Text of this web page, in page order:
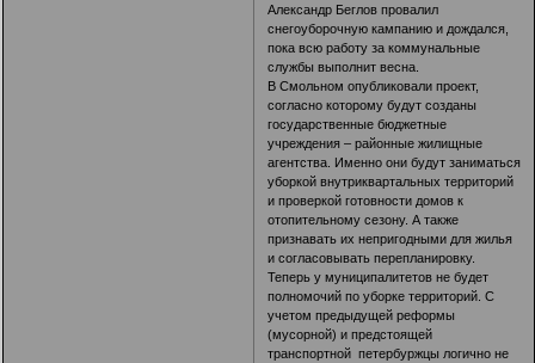
Александр Беглов провалил
снегоуборочную кампанию и дождался,
пока всю работу за коммунальные
службы выполнит весна.
В Смольном опубликовали проект,
согласно которому будут созданы
государственные бюджетные
учреждения – районные жилищные
агентства. Именно они будут заниматься
уборкой внутриквартальных территорий
и проверкой готовности домов к
отопительному сезону. А также
признавать их непригодными для жилья
и согласовывать перепланировку.
Теперь у муниципалитетов не будет
полномочий по уборке территорий. С
учетом предыдущей реформы
(мусорной) и предстоящей
транспортной петербуржцы логично не